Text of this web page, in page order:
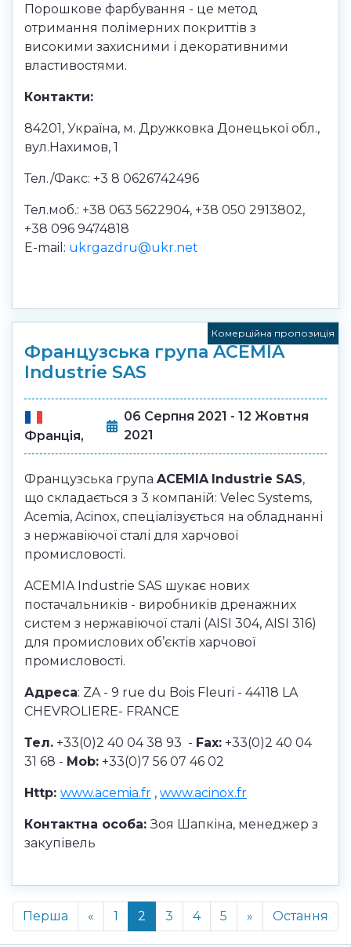
Порошкове фарбування - це метод
отримання полімерних покриттів з
високими захисними і декоративними
властивостями.
Контакти:
84201, Україна, м. Дружковка Донецької обл.,
вул.Нахимов, 1
Тел./Факс: +3 8 0626742496
Тел.моб.: +38 063 5622904, +38 050 2913802,
+38 096 9474818
E-mail: ukrgazdru@ukr.net
Французська група ACEMIA
Industrie SAS
Комерційна пропозиція
Франція,
06 Серпня 2021 - 12 Жовтня
2021
Французська група ACEMIA Industrie SAS,
що складається з 3 компаній: Velec Systems,
Acemia, Acinox, спеціалізується на обладнанні
з нержавіючої сталі для харчової
промисловості.
ACEMIA Industrie SAS шукає нових
постачальників - виробників дренажних
систем з нержавіючої сталі (AISI 304, AISI 316)
для промислових об’єктів харчової
промисловості.
Адреса: ZA - 9 rue du Bois Fleuri - 44118 LA
CHEVROLIERE- FRANCE
Тел. +33(0)2 40 04 38 93 - Fax: +33(0)2 40 04
31 68 - Mob: +33(0)7 56 07 46 02
Http: www.acemia.fr , www.acinox.fr
Контактна особа:Зоя Шапкіна, менеджер з
закупівель
Перша « 1 2 3 4 5 » Остання